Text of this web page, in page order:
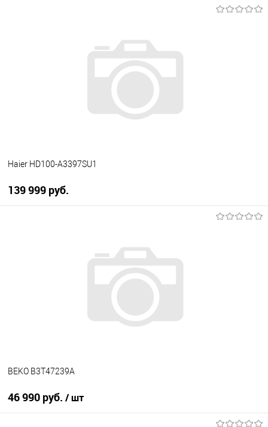
Haier HD100-A3397SU1
139 999 руб.
BEKO B3T47239A
46 990 руб. / шт